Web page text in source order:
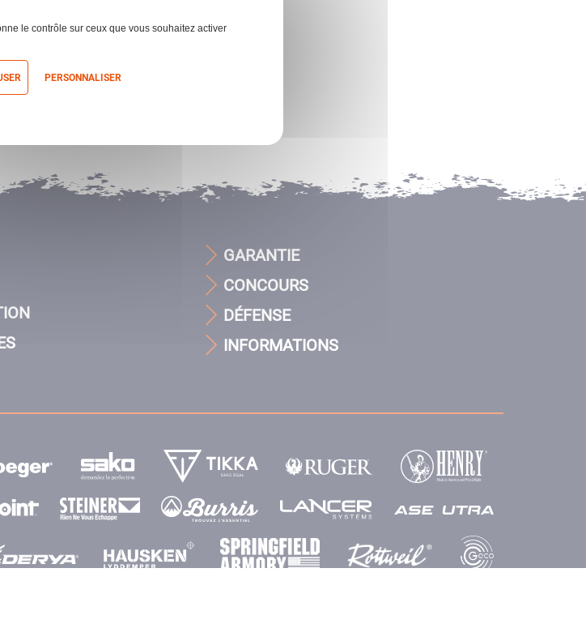
GARANTIE
CONCOURS
DÉFENSE
INFORMATIONS
le contrôle sur ceux que vous souhaitez activer
PERSONNALISER